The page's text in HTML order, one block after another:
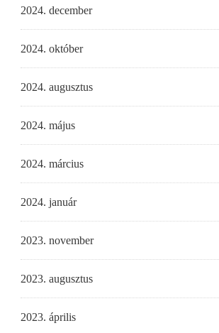
2024. december
2024. október
2024. augusztus
2024. május
2024. március
2024. január
2023. november
2023. augusztus
2023. április